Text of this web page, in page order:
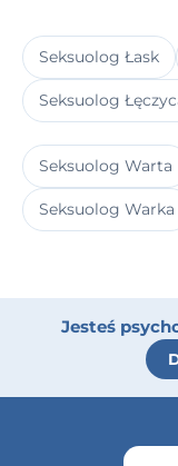
Seksuolog Łask
Seksuolog
Seksuolog Warta
Seksuolog Warka
Jesteś